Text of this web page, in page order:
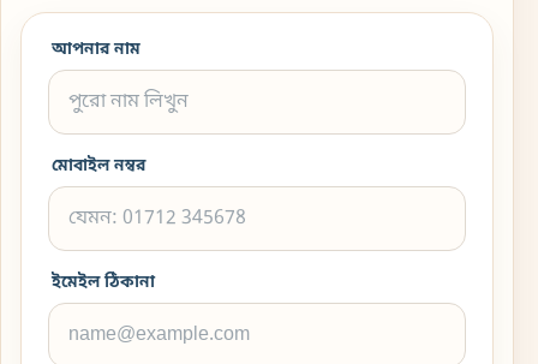
আপনার নাম
মোবাইল নম্বর
ইমেইল ঠিকানা